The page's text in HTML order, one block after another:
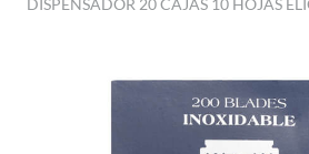
DISPENSADOR 20 CAJAS 10 HOJAS